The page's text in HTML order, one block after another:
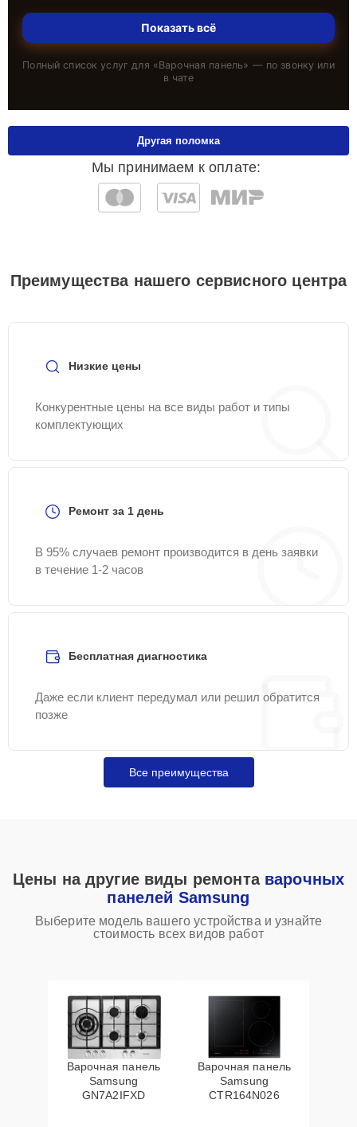
Показать всё
Полный список услуг для «Варочная панель» — по звонку или
в чате
Мы принимаем к оплате:
Другая поломка
Преимущества нашего сервисного центра
Низкие цены
Конкурентные цены на все виды работ и типы
комплектующих
Ремонт за 1 день
В 95% случаев ремонт производится в день заявки
в течение 1-2 часов
Бесплатная диагностика
Даже если клиент передумал или решил обратится
позже
Все преимущества
Цены на другие виды ремонта варочных
панелей Samsung
Выберите модель вашего устройства и узнайте
стоимость всех видов работ
Варочная панель
Samsung
GN7A2IFXD
Варочная панель
Samsung
CTR164N026